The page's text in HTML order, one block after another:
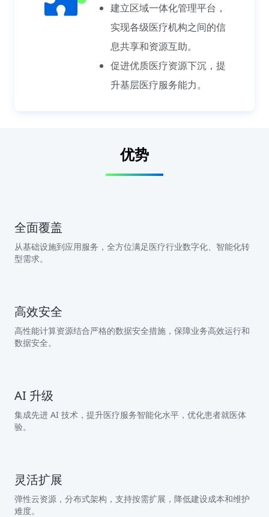
建立区域一体化管理平台，
实现各级医疗机构之间的信
息共享和资源互助。
促进优质医疗资源下沉，提
升基层医疗服务能力。
优势
全面覆盖
从基础设施到应用服务，全方位满足医疗行业数字化、智能化转
型需求。
高效安全
高性能计算资源结合严格的数据安全措施，保障业务高效运行和
数据安全。
AI 升级
集成先进 AI 技术，提升医疗服务智能化水平，优化患者就医体
验。
灵活扩展
弹性云资源，分布式架构，支持按需扩展，降低建设成本和维护
难度。